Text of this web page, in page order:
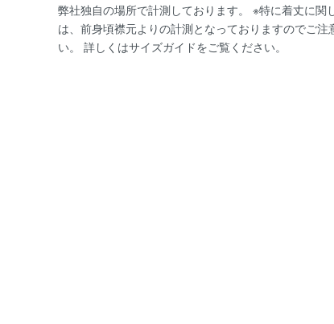
弊社独自の場所で計測しております。 ※特に着丈に関
は、前身頃襟元よりの計測となっておりますのでご注
い。 詳しくはサイズガイドをご覧ください。